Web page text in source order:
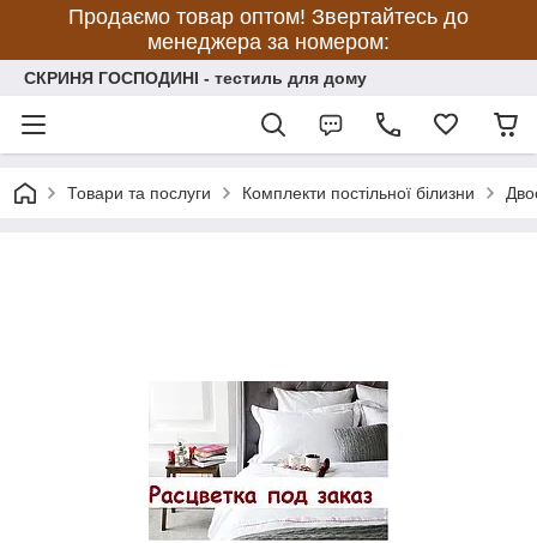
Продаємо товар оптом! Звертайтесь до
менеджера за номером:
СКРИНЯ ГОСПОДИНІ - тестиль для дому
Товари та послуги Комплекти постільної білизни